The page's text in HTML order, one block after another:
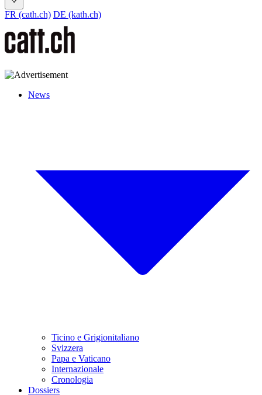
FR (cath.ch) DE (kath.ch)
News
Ticino e Grigionitaliano
Svizzera
Papa e Vaticano
Internazionale
Cronologia
Dossiers